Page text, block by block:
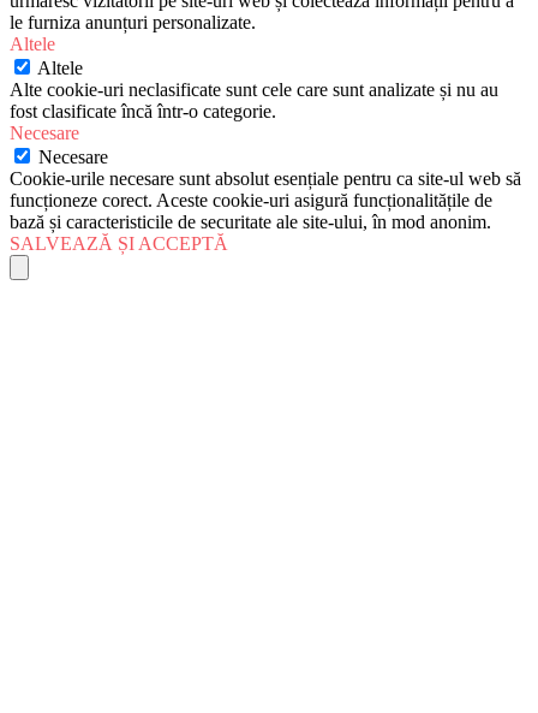
le furniza anunțuri personalizate.
Altele
Altele
Alte cookie-uri neclasificate sunt cele care sunt analizate și nu au
fost clasificate încă într-o categorie.
Necesare
Necesare
Cookie-urile necesare sunt absolut esențiale pentru ca site-ul web să
funcționeze corect. Aceste cookie-uri asigură funcționalitățile de
bază și caracteristicile de securitate ale site-ului, în mod anonim.
SALVEAZĂ ȘI ACCEPTĂ